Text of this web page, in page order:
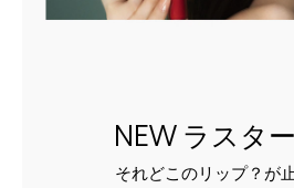
NEW ラスタ
それどこのリップ？が